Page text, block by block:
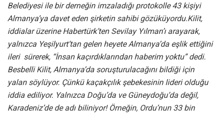
Belediyesi ile bir derneğin imzaladığı protokolle 43 kişiyi
Almanya’ya davet eden şirketin sahibi gözüküyordu.Kilit,
iddialar üzerine Habertürk’ten Sevilay Yılman’ı arayarak,
yalnızca Yeşilyurt’tan gelen heyete Almanya’da eşlik ettiğini
ileri sürerek, “İnsan kaçırdıklarından haberim yoktu” dedi.
Besbelli Kilit, Almanya’da soruşturulacağını bildiği için
yalan söylüyor. Çünkü kaçakçılık şebekesinin lideri olduğu
iddia ediliyor. Yalnızca Doğu’da ve Güneydoğu’da değil,
Karadeniz’de de adı biliniyor! Örneğin, Ordu’nun 33 bin